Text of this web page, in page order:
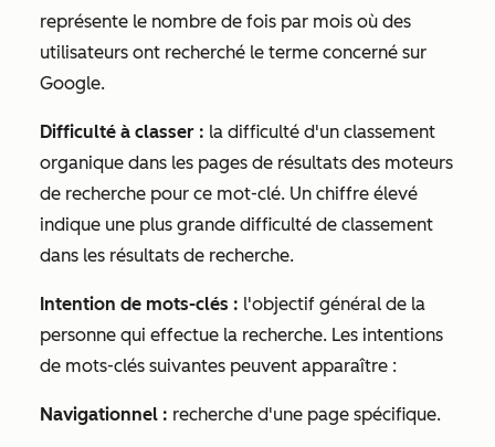
représente le nombre de fois par mois où des
utilisateurs ont recherché le terme concerné sur
Google.
Difficulté à classer : la difficulté d'un classement
organique dans les pages de résultats des moteurs
de recherche pour ce mot-clé. Un chiffre élevé
indique une plus grande difficulté de classement
dans les résultats de recherche.
Intention de mots-clés : l'objectif général de la
personne qui effectue la recherche. Les intentions
de mots-clés suivantes peuvent apparaître :
Navigationnel : recherche d'une page spécifique.